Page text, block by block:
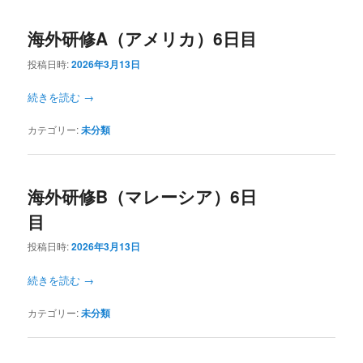
海外研修A（アメリカ）6日目
投稿日時:2026年3月13日
続きを読む →
カテゴリー:未分類
海外研修B（マレーシア）6日
目
投稿日時:2026年3月13日
続きを読む →
カテゴリー:未分類